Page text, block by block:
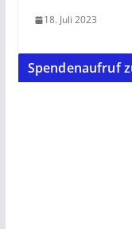
18. Juli 2023
Spendenaufruf